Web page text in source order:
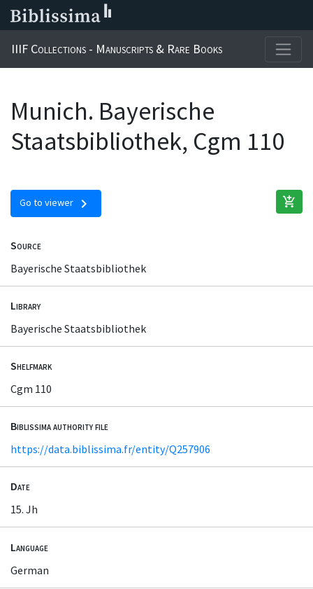
IIIF Collections - Manuscripts & Rare Books
Munich. Bayerische
Staatsbibliothek, Cgm 110
Go to viewer chevron_right add_shopping_cart
Source
Bayerische Staatsbibliothek
Library
Bayerische Staatsbibliothek
Shelfmark
Cgm 110
Biblissima authority file
https://data.biblissima.fr/entity/Q257906
Date
15. Jh
Language
German